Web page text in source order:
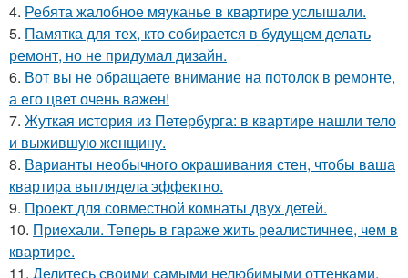
4. Ребята жалобное мяуканье в квартире услышали.
5. Памятка для тех, кто собирается в будущем делать
ремонт, но не придумал дизайн.
6. Вот вы не обращаете внимание на потолок в ремонте,
а его цвет очень важен!
7. Жуткая история из Петербурга: в квартире нашли тело
и выжившую женщину.
8. Варианты необычного окрашивания стен, чтобы ваша
квартира выглядела эффектно.
9. Проект для совместной комнаты двух детей.
10. Приехали. Теперь в гараже жить реалистичнее, чем в
квартире.
11. Делитесь своими самыми нелюбимыми оттенками.